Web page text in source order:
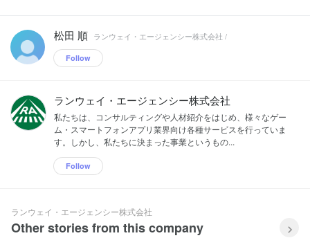
松田 順 ランウェイ・エージェンシー株式会社 /
Follow
ランウェイ・エージェンシー株式会社
私たちは、コンサルティングや人材紹介をはじめ、様々なゲー
ム・スマートフォンアプリ業界向け各種サービスを行っていま
す。しかし、私たちに決まった事業というもの...
Follow
ランウェイ・エージェンシー株式会社
Other stories from this company